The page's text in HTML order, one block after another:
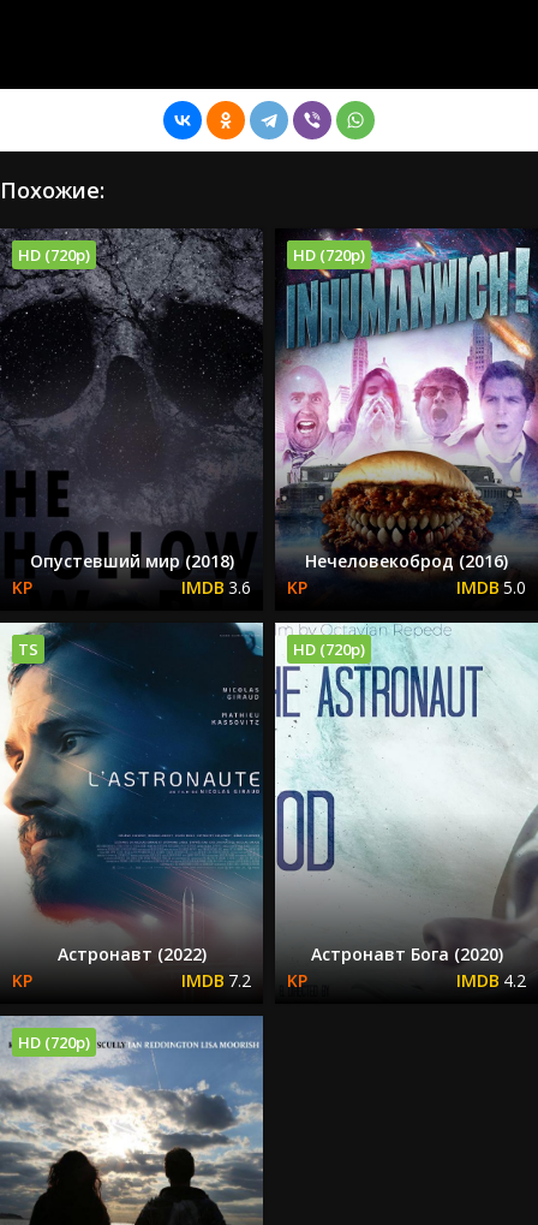
Похожие:
HD (720p)
Опустевший мир (2018)
3.6
HD (720p)
Нечеловекоброд (2016)
5.0
TS
Астронавт (2022)
7.2
HD (720p)
Астронавт Бога (2020)
4.2
HD (720p)